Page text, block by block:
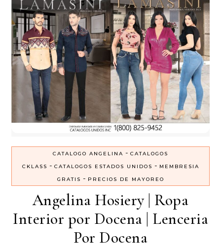
CATALOGO ANGELINA - CATALOGOS
CKLASS - CATALOGOS ESTADOS UNIDOS - MEMBRESIA
GRATIS - PRECIOS DE MAYOREO
Angelina Hosiery | Ropa
Interior por Docena | Lenceria
Por Docena